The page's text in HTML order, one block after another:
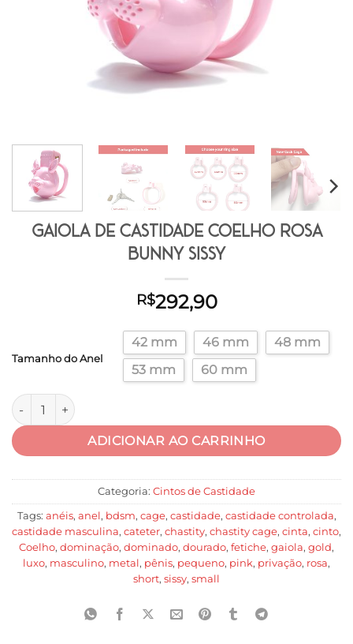
Gaiola De Castidade Coelho Rosa
Bunny Sissy
R$292,90
Tamanho do Anel
42 mm 46 mm
48 mm
53 mm
60 mm
Gaiola De Castidade Coelho Rosa Bunny Sissy quantidade
ADICIONAR AO CARRINHO
Categoria: Cintos de Castidade
Tags: anéis, anel , bdsm, cage, castidade, castidade controlada,
castidade masculina, cateter, chastity, chastity cage, cinta, cinto,
Coelho, dominação, dominado, dourado, fetiche, gaiola, gold,
luxo, masculino, metal , pênis, pequeno, pink, privação, rosa,
short, sissy, small